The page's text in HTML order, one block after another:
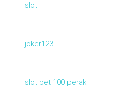
slot
joker123
slot bet 100 perak